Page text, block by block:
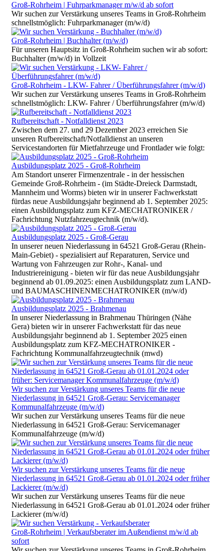
Groß-Rohrheim | Fuhrparkmanager m/w/d ab sofort
Wir suchen zur Verstärkung unseres Teams in Groß-Rohrheim
schnellstmöglich: Fuhrparkmanager (m/w/d)
Groß-Rohrheim | Buchhalter (m/w/d)
Für unseren Hauptsitz in Groß-Rohrheim suchen wir ab sofort:
Buchhalter (m/w/d) in Vollzeit
Groß-Rohrheim - LKW- Fahrer / Überführungsfahrer (m/w/d)
Wir suchen zur Verstärkung unseres Teams in Groß-Rohrheim
schnellstmöglich: LKW- Fahrer / Überführungsfahrer (m/w/d)
Rufbereitschaft - Notfalldienst 2023
Zwischen dem 27. und 29 Dezember 2023 erreichen Sie
unseren Rufbereitschaft/Notfalldienst an unseren
Servicestandorten für Mietfahrzeuge und Frontlader wie folgt:
Ausbildungsplatz 2025 - Groß-Rohrheim
Am Standort unserer Firmenzentrale - in der hessischen
Gemeinde Groß-Rohrheim - (im Städte-Dreieck Darmstadt,
Mannheim und Worms) bieten wir in unserer Fachwerkstatt
fürdas neue Ausbildungsjahr beginnend ab 1. September 2025:
einen Ausbildungsplatz zum KFZ-MECHATRONIKER /
Fachrichtung Nutzfahrzeugtechnik (m/w/d).
Ausbildungsplatz 2025 - Groß-Gerau
In unserer neuen Niederlassung in 64521 Groß-Gerau (Rhein-
Main-Gebiet) - spezialisiert auf Reparaturen, Service und
Wartung von Fahrzeugen zur Rohr-, Kanal- und
Industriereinigung - bieten wir für das neue Ausbildungsjahr
beginnend ab 01.09.2025: einen Ausbildungsplatz zum LAND-
und BAUMASCHINENMECHATRONIKER (m/w/d)
Ausbildungsplatz 2025 - Brahmenau
In unserer Niederlassung in Brahmenau Thüringen (Nähe
Gera) bieten wir in unserer Fachwerkstatt für das neue
Ausbildungsjahr beginnend ab 1. September 2025 einen
Ausbildungsplatz zum KFZ-MECHATRONIKER -
Fachrichtung Kommunalfahrzeugtechnik (mwd)
Wir suchen zur Verstärkung unseres Teams für die neue
Niederlassung in 64521 Groß-Gerau: Servicemanager
Kommunalfahrzeuge (m/w/d)
Wir suchen zur Verstärkung unseres Teams für die neue
Niederlassung in 64521 Groß-Gerau: Servicemanager
Kommunalfahrzeuge (m/w/d)
Wir suchen zur Verstärkung unseres Teams für die neue
Niederlassung in 64521 Groß-Gerau ab 01.01.2024 oder früher
Lackierer (m/w/d)
Wir suchen zur Verstärkung unseres Teams für die neue
Niederlassung in 64521 Groß-Gerau ab 01.01.2024 oder früher
Lackierer (m/w/d)
Groß-Rohrheim | Verkaufsberater im Außendienst m/w/d ab
sofort